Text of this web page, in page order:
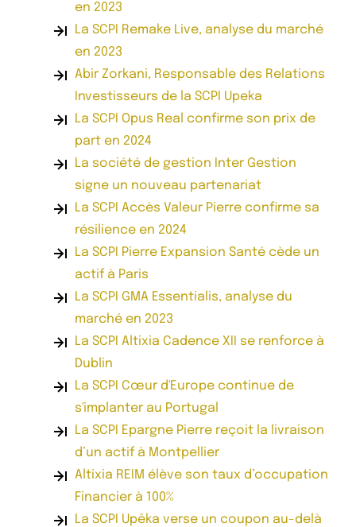
en 2023
La SCPI Remake Live, analyse du marché
en 2023
Abir Zorkani, Responsable des Relations
Investisseurs de la SCPI Upeka
La SCPI Opus Real confirme son prix de
part en 2024
La société de gestion Inter Gestion
signe un nouveau partenariat
La SCPI Accès Valeur Pierre confirme sa
résilience en 2024
La SCPI Pierre Expansion Santé cède un
actif à Paris
La SCPI GMA Essentialis, analyse du
marché en 2023
La SCPI Altixia Cadence XII se renforce à
Dublin
La SCPI Cœur d'Europe continue de
s'implanter au Portugal
La SCPI Epargne Pierre reçoit la livraison
d’un actif à Montpellier
Altixia REIM élève son taux d’occupation
Financier à 100%
La SCPI Upêka verse un coupon au-delà